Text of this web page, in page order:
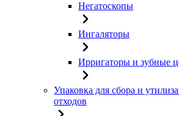
Негатоскопы
Ингаляторы
Ирригаторы и зубные
Упаковка для сбора и
отходов